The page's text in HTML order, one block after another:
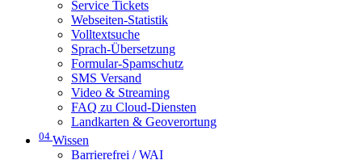
Service Tickets
Webseiten-Statistik
Volltextsuche
Sprach-Übersetzung
Formular-Spamschutz
SMS Versand
Video & Streaming
FAQ zu Cloud-Diensten
Landkarten & Geoverortung
04 Wissen
Barrierefrei / WAI